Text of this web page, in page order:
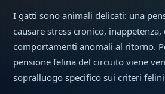
I gatti sono animali delicati: una
causare stress cronico, inappetenza,
comportamenti anomali al ritorno.
pensione felina del circuito viene
sopralluogo specifico sui criteri